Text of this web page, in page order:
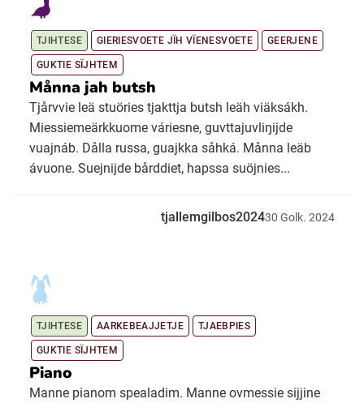
TJIHTESE GIERIESVOETE JÏH VÏENESVOETE GEERJENE
GUKTIE SÏJHTEM
Månna jah butsh
Tjårvvie leä stuöries tjakttja butsh leäh viäksákh.
Miessiemeärkkuome váriesne, guvttajuvliŋijde
vuajnáb. Dålla russa, guajkka såhká. Månna leäb
ávuone. Suejnijde bårddiet, hapssa suöjnies...
tjallemgilbos202430 Golk. 2024
TJIHTESE AARKEBEAJJETJE TJAEBPIES
GUKTIE SÏJHTEM
Piano
Manne pianom spealadim. Manne ovmessie sijjine